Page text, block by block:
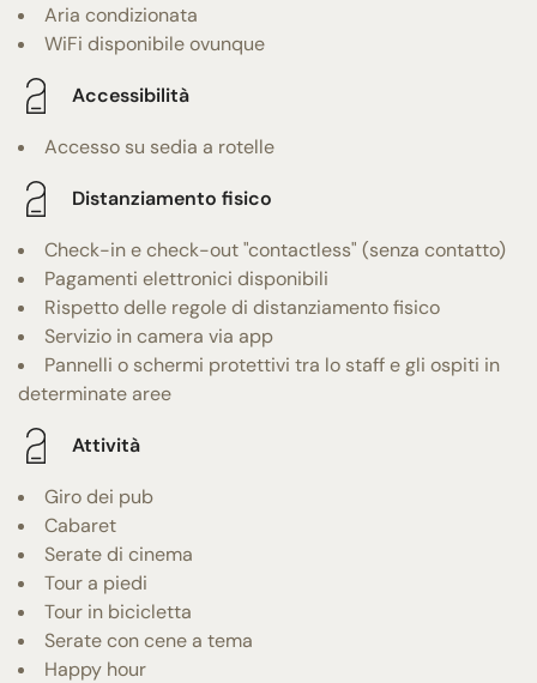
Aria condizionata
WiFi disponibile ovunque
Accessibilità
Accesso su sedia a rotelle
Distanziamento fisico
Check-in e check-out "contactless" (senza contatto)
Pagamenti elettronici disponibili
Rispetto delle regole di distanziamento fisico
Servizio in camera via app
Pannelli o schermi protettivi tra lo staff e gli ospiti in
determinate aree
Attività
Giro dei pub
Cabaret
Serate di cinema
Tour a piedi
Tour in bicicletta
Serate con cene a tema
Happy hour